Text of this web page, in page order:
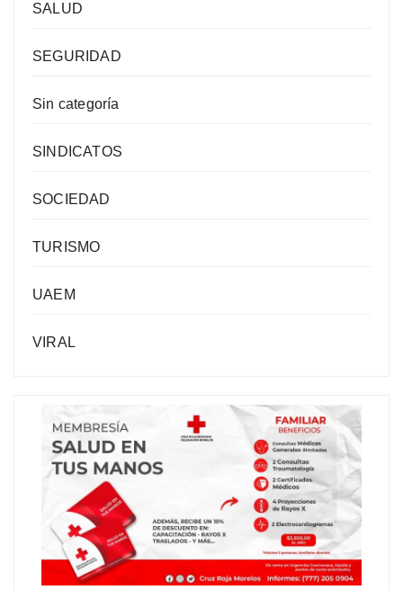
SALUD
SEGURIDAD
Sin categoría
SINDICATOS
SOCIEDAD
TURISMO
UAEM
VIRAL